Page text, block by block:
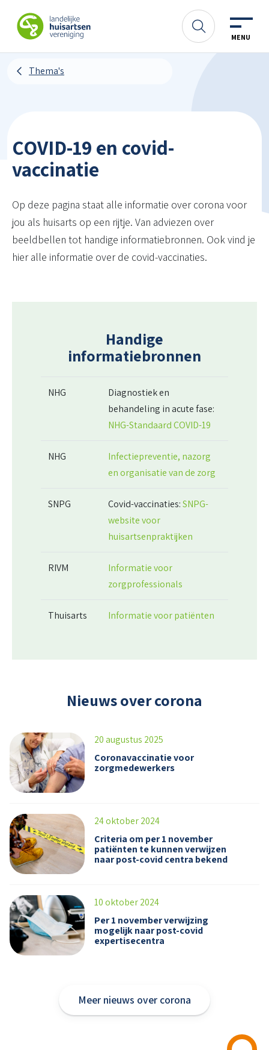
LHV
MENU
Zoeken
Thema's
COVID-19 en covid-
vaccinatie
Op deze pagina staat alle informatie over corona voor
jou als huisarts op een rijtje. Van adviezen over
beeldbellen tot handige informatiebronnen. Ook vind je
hier alle informatie over de covid-vaccinaties.
Handige
informatiebronnen
NHG
Diagnostiek en
behandeling in acute fase:
NHG-Standaard COVID-19
NHG
Infectiepreventie, nazorg
en organisatie van de zorg
SNPG Covid-vaccinaties:SNPG-
website voor
huisartsenpraktijken
RIVM
Informatie voor
zorgprofessionals
Thuisarts Informatie voor patiënten
Nieuws over corona
20 augustus 2025
Coronavaccinatie voor
zorgmedewerkers
24 oktober 2024
Criteria om per 1 november
patiënten te kunnen verwijzen
naar post-covid centra bekend
10 oktober 2024
Per 1 november verwijzing
mogelijk naar post-covid
expertisecentra
Meer nieuws over corona